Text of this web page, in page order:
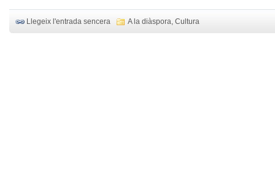
Llegeix l'entrada sencera A la diàspora, Cultura